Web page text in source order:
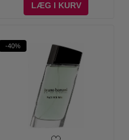
LÆG I KURV
-40%